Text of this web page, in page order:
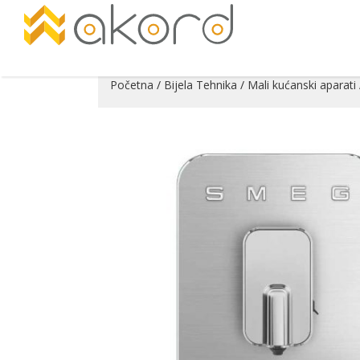
Početna / Bijela Tehnika / Mali kućanski aparati